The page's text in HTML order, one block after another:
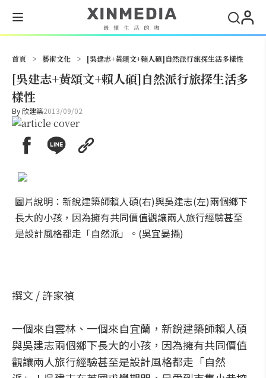
首頁 > 藝術文化 > [吳建志+黃頌文+賴人碩]自然派行旅探生活多樣性
[吳建志+黃頌文+賴人碩]自然派行旅探生活多
樣性
By欣建築2013/09/02
圖片說明：新銳建築師賴人碩(右)與吳建志(左)兩個鄉下
長大的小孩，因為擁有共同價值觀讓兩人旅行經驗甚至
是設計風格都走「自然派」。(吳宜晏攝)
撰文 / 許家禎
一個來自雲林、一個來自宜蘭，新銳建築師賴人碩
與吳建志兩個鄉下長大的小孩，因為擁有共同價值
觀讓兩人旅行經驗甚至是設計風格都走「自然